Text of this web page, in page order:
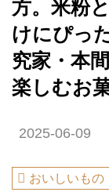
方。米粉
けにぴっ
究家・本
楽しむお
2025-06-09
おいしいもの